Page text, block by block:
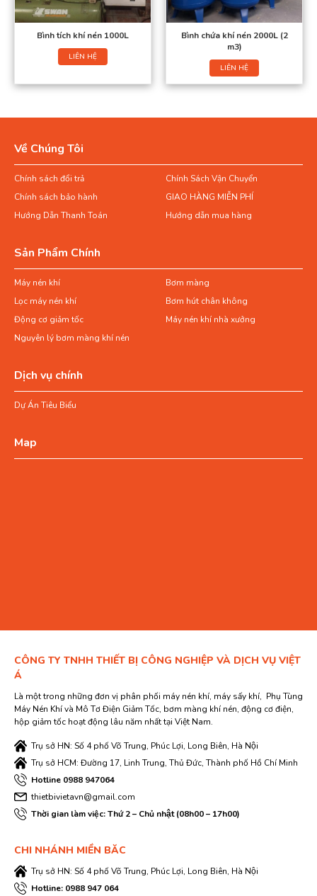
Bình tích khí nén 1000L
LIÊN HỆ
Bình chứa khí nén 2000L (2
m3)
LIÊN HỆ
Về Chúng Tôi
Chính sách đổi trả
Chính Sách Vận Chuyển
Chính sách bảo hành
GIAO HÀNG MIỄN PHÍ
Hướng Dẫn Thanh Toán
Hướng dẫn mua hàng
Sản Phẩm Chính
Máy nén khí
Bơm màng
Lọc máy nén khí
Bơm hút chân không
Động cơ giảm tốc
Máy nén khí nhà xưởng
Nguyên lý bơm màng khí nén
Dịch vụ chính
Dự Án Tiêu Biểu
Map
CÔNG TY TNHH THIẾT BỊ CÔNG NGHIỆP VÀ DỊCH VỤ VIỆT
Á
Là một trong những đơn vị phân phối máy nén khí, máy sấy khí, Phụ Tùng
Máy Nén Khí và Mô Tơ Điện Giảm Tốc, bơm màng khí nén, động cơ điện,
hộp giảm tốc hoạt động lâu năm nhất tại Việt Nam.
Trụ sở HN: Số 4 phố Võ Trung, Phúc Lợi, Long Biên, Hà Nội
Trụ sở HCM: Đường 17, Linh Trung, Thủ Đức, Thành phố Hồ Chí Minh
Hotline 0988 947064
thietbivietavn@gmail.com
Thời gian làm việc: Thứ 2 – Chủ nhật (08h00 – 17h00)
CHI NHÁNH MIỀN BĂC
Trụ sở HN: Số 4 phố Võ Trung, Phúc Lợi, Long Biên, Hà Nội
Hotline: 0988 947 064